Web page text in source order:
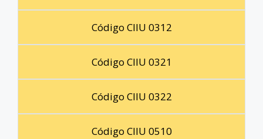
Código CIIU 0312
Código CIIU 0321
Código CIIU 0322
Código CIIU 0510